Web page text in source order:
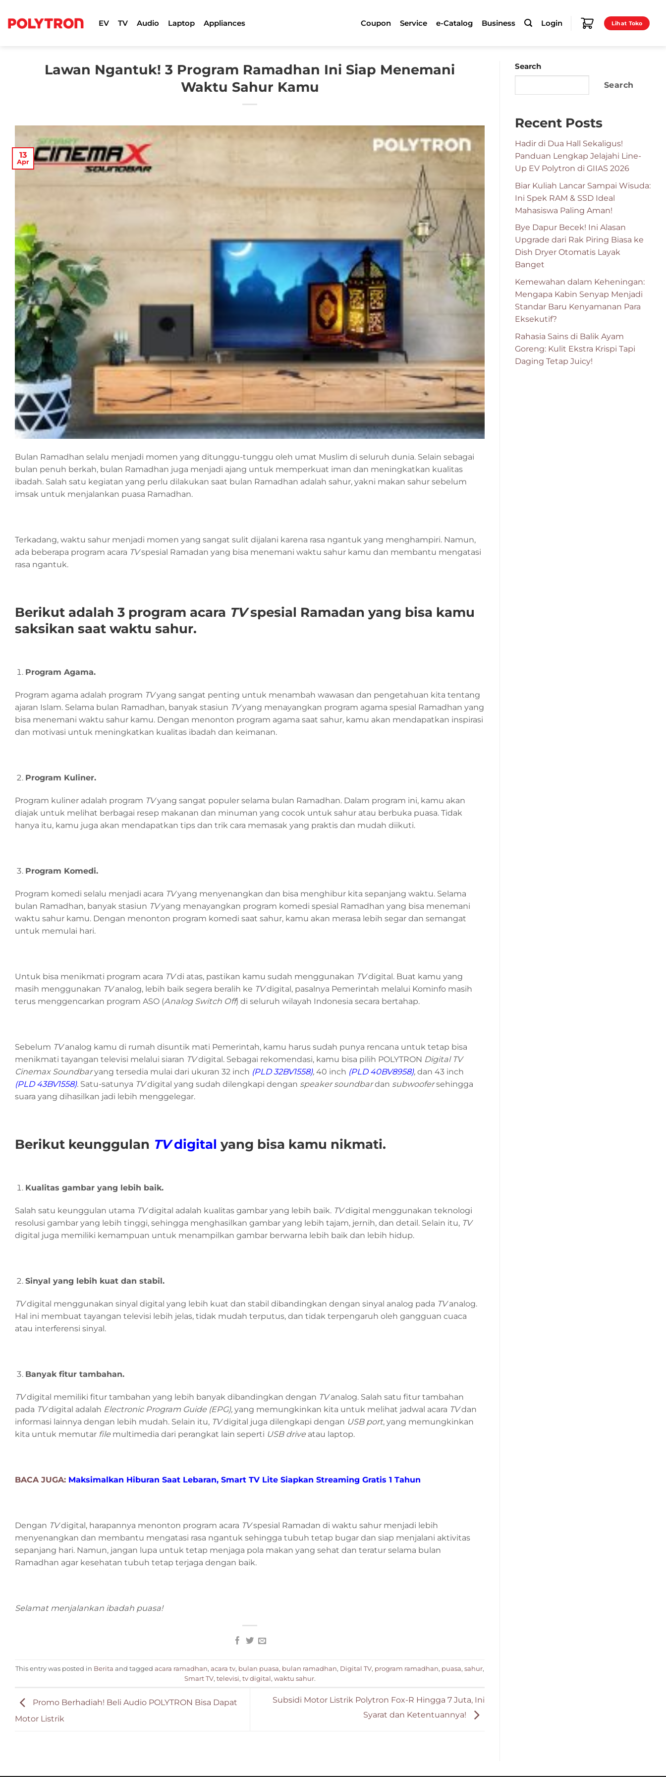
content
EV TV Audio Laptop Appliances Coupon Service e-Catalog Business Login Lihat Toko
Lawan Ngantuk! 3 Program Ramadhan Ini Siap Menemani
Waktu Sahur Kamu
13
Apr
Bulan Ramadhan selalu menjadi momen yang ditunggu-tunggu oleh umat Muslim di seluruh dunia. Selain sebagai
bulan penuh berkah, bulan Ramadhan juga menjadi ajang untuk memperkuat iman dan meningkatkan kualitas
ibadah. Salah satu kegiatan yang perlu dilakukan saat bulan Ramadhan adalah sahur, yakni makan sahur sebelum
imsak untuk menjalankan puasa Ramadhan.
Terkadang, waktu sahur menjadi momen yang sangat sulit dijalani karena rasa ngantuk yang menghampiri. Namun,
ada beberapa program acara TVspesial Ramadan yang bisa menemani waktu sahur kamu dan membantu mengatasi
rasa ngantuk.
Berikut adalah 3 program acara TVspesial Ramadan yang bisa kamu
saksikan saat waktu sahur.
Program Agama.
Program agama adalah program TVyang sangat penting untuk menambah wawasan dan pengetahuan kita tentang
ajaran Islam. Selama bulan Ramadhan, banyak stasiun TVyang menayangkan program agama spesial Ramadhan yang
bisa menemani waktu sahur kamu. Dengan menonton program agama saat sahur, kamu akan mendapatkan inspirasi
dan motivasi untuk meningkatkan kualitas ibadah dan keimanan.
Program Kuliner.
Program kuliner adalah program TVyang sangat populer selama bulan Ramadhan. Dalam program ini, kamu akan
diajak untuk melihat berbagai resep makanan dan minuman yang cocok untuk sahur atau berbuka puasa. Tidak
hanya itu, kamu juga akan mendapatkan tips dan trik cara memasak yang praktis dan mudah diikuti.
Program Komedi.
Program komedi selalu menjadi acara TVyang menyenangkan dan bisa menghibur kita sepanjang waktu. Selama
bulan Ramadhan, banyak stasiun TVyang menayangkan program komedi spesial Ramadhan yang bisa menemani
waktu sahur kamu. Dengan menonton program komedi saat sahur, kamu akan merasa lebih segar dan semangat
untuk memulai hari.
Untuk bisa menikmati program acara TVdi atas, pastikan kamu sudah menggunakan TVdigital. Buat kamu yang
masih menggunakan TVanalog, lebih baik segera beralih ke TVdigital, pasalnya Pemerintah melalui Kominfo masih
terus menggencarkan program ASO (Analog Switch Off) di seluruh wilayah Indonesia secara bertahap.
Sebelum TVanalog kamu di rumah disuntik mati Pemerintah, kamu harus sudah punya rencana untuk tetap bisa
menikmati tayangan televisi melalui siaran TVdigital. Sebagai rekomendasi, kamu bisa pilih POLYTRON Digital TV
Cinemax Soundbaryang tersedia mulai dari ukuran 32 inch (PLD 32BV1558), 40 inch (PLD 40BV8958), dan 43 inch
(PLD 43BV1558). Satu-satunya TVdigital yang sudah dilengkapi dengan speaker soundbardan subwoofersehingga
suara yang dihasilkan jadi lebih menggelegar.
Berikut keunggulan TVdigital yang bisa kamu nikmati.
Kualitas gambar yang lebih baik.
Salah satu keunggulan utama TVdigital adalah kualitas gambar yang lebih baik. TVdigital menggunakan teknologi
resolusi gambar yang lebih tinggi, sehingga menghasilkan gambar yang lebih tajam, jernih, dan detail. Selain itu, TV
digital juga memiliki kemampuan untuk menampilkan gambar berwarna lebih baik dan lebih hidup.
Sinyal yang lebih kuat dan stabil.
TVdigital menggunakan sinyal digital yang lebih kuat dan stabil dibandingkan dengan sinyal analog pada TVanalog.
Hal ini membuat tayangan televisi lebih jelas, tidak mudah terputus, dan tidak terpengaruh oleh gangguan cuaca
atau interferensi sinyal.
Banyak fitur tambahan.
TVdigital memiliki fitur tambahan yang lebih banyak dibandingkan dengan TVanalog. Salah satu fitur tambahan
pada TVdigital adalah Electronic Program Guide (EPG), yang memungkinkan kita untuk melihat jadwal acara TVdan
informasi lainnya dengan lebih mudah. Selain itu, TVdigital juga dilengkapi dengan USB port, yang memungkinkan
kita untuk memutar filemultimedia dari perangkat lain seperti USB driveatau laptop.
BACA JUGA: Maksimalkan Hiburan Saat Lebaran, Smart TV Lite Siapkan Streaming Gratis 1 Tahun
Dengan TVdigital, harapannya menonton program acara TVspesial Ramadan di waktu sahur menjadi lebih
menyenangkan dan membantu mengatasi rasa ngantuk sehingga tubuh tetap bugar dan siap menjalani aktivitas
sepanjang hari. Namun, jangan lupa untuk tetap menjaga pola makan yang sehat dan teratur selama bulan
Ramadhan agar kesehatan tubuh tetap terjaga dengan baik.
Selamat menjalankan ibadah puasa!
This entry was posted in Berita and tagged acara ramadhan, acara tv, bulan puasa, bulan ramadhan, Digital TV, program ramadhan, puasa, sahur,
Smart TV, televisi, tv digital, waktu sahur.
Promo Berhadiah! Beli Audio POLYTRON Bisa Dapat
Motor Listrik
Subsidi Motor Listrik Polytron Fox-R Hingga 7 Juta, Ini
Syarat dan Ketentuannya!
Search
Search
Recent Posts
Hadir di Dua Hall Sekaligus!
Panduan Lengkap Jelajahi Line-
Up EV Polytron di GIIAS 2026
Biar Kuliah Lancar Sampai Wisuda:
Ini Spek RAM & SSD Ideal
Mahasiswa Paling Aman!
Bye Dapur Becek! Ini Alasan
Upgrade dari Rak Piring Biasa ke
Dish Dryer Otomatis Layak
Banget
Kemewahan dalam Keheningan:
Mengapa Kabin Senyap Menjadi
Standar Baru Kenyamanan Para
Eksekutif?
Rahasia Sains di Balik Ayam
Goreng: Kulit Ekstra Krispi Tapi
Daging Tetap Juicy!